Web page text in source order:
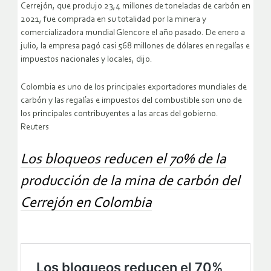
Cerrejón, que produjo 23,4 millones de toneladas de carbón en
2021, fue comprada en su totalidad por la minera y
comercializadora mundial Glencore el año pasado. De enero a
julio, la empresa pagó casi 568 millones de dólares en regalías e
impuestos nacionales y locales, dijo.
Colombia es uno de los principales exportadores mundiales de
carbón y las regalías e impuestos del combustible son uno de
los principales contribuyentes a las arcas del gobierno.
Reuters
Los bloqueos reducen el 70% de la
producción de la mina de carbón del
Cerrejón en Colombia